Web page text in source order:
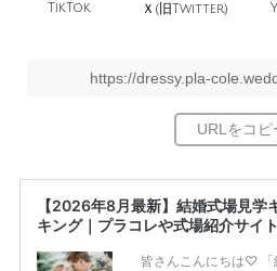
TikTok Ｘ(旧Twitter)
https://dressy.pla-
【2026年8月最新】結婚式場見学
キング｜プラコレや式場紹介サイ
皆さんこんにちは♡ 「